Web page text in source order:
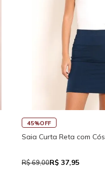
45%OFF
Saia Curta Reta com Cós
R$ 69,00R$ 37,95